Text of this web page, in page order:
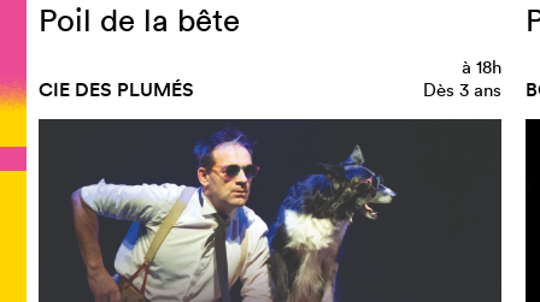
Poil de la bête
CIE DES PLUMÉS
à 18h
Dès 3 ans